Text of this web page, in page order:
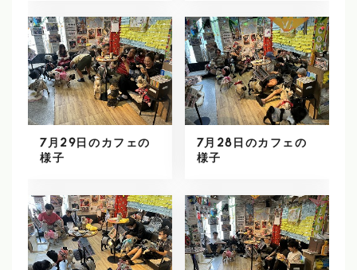
7月29日のカフェの
様子
7月28日のカフェの
様子